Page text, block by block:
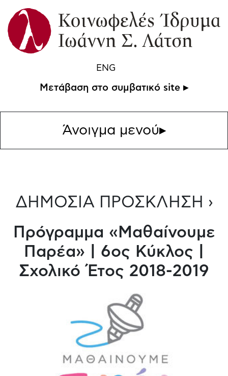
ENG
Μετάβαση στο συμβατικό site ▸
Άνοιγμα μενού▸
ΔΗΜΟΣΙΑ ΠΡΟΣΚΛΗΣΗ ›
Πρόγραμμα «Μαθαίνουμε
Παρέα» | 6ος Κύκλος |
Σχολικό Έτος 2018-2019